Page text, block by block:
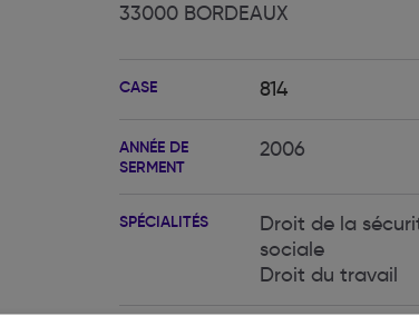
33000 BORDEAUX
CASE 814
ANNÉE DE
SERMENT
2006
SPÉCIALITÉS
Droit de la
sociale
Droit du travail